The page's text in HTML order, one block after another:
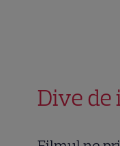
Dive de